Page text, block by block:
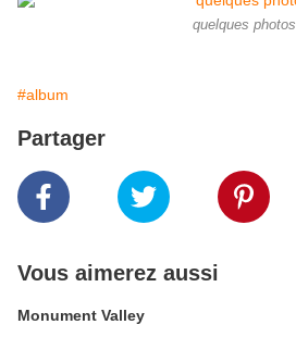
quelques photos
#album
Partager
Vous aimerez aussi
Monument Valley